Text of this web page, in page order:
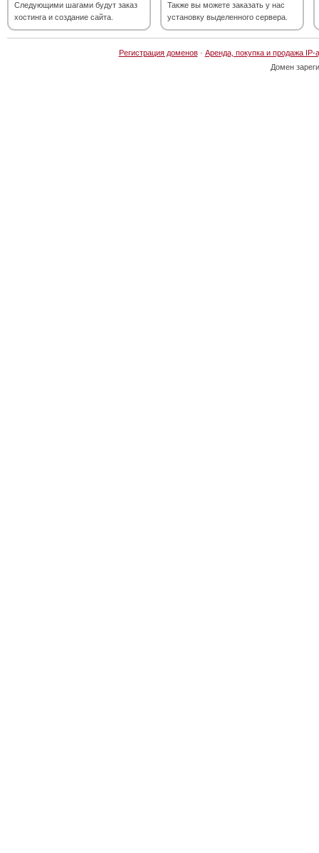
Следующими шагами будут заказ
хостинга и создание сайта.
Также вы можете заказать у нас
установку выделенного сервера.
Регистрация доменов· Аренда, покупка и продажа IP-
Домен